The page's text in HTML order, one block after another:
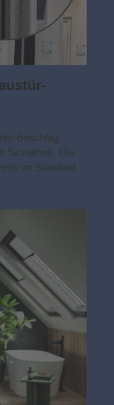
Beschlag
Sicherheit. Die
im Standard